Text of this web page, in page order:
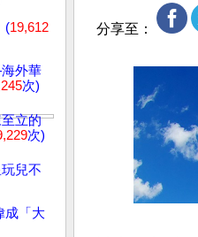
(19,612
外華
次)
立的
次)
兒不
成「大
分享至：